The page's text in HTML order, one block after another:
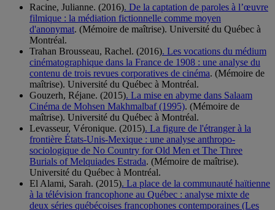
Racine, Julianne. (2016). De la captation de paroles à l’œuvre
filmique : la médiation fictionnelle comme moyen
d'anonymat. (Mémoire de maîtrise). Université du Québec à
Montréal.
Trahan Brousseau, Rachel. (2016). Les vocations du médium
cinématographique dans la France de 1908 : une analyse du
contenu de trois revues corporatives de cinéma. (Mémoire de
maîtrise). Université du Québec à Montréal.
Gouzerh, Réjane. (2015). La mise en abyme dans Salaam
Cinéma de Mohsen Makhmalbaf (1995). (Mémoire de
maîtrise). Université du Québec à Montréal.
Levasseur, Véronique. (2015). La figure de l'étranger à la
frontière États-Unis-Mexique : une analyse anthropo-
sociologique de No Country for Old Men et The Three
Burials of Melquiades Estrada. (Mémoire de maîtrise).
Université du Québec à Montréal.
El Alami, Sarah. (2015). La place de la communauté haïtienne
à la télévision francophone au Québec : analyse mixte de
deux séries québécoises francophones contemporaines (Les